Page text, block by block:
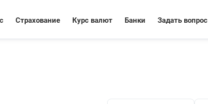
Страхование Курс валют Банки Задать вопрос